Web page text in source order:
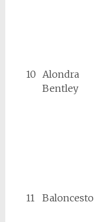
10 Alondra
Bentley
11 Baloncesto